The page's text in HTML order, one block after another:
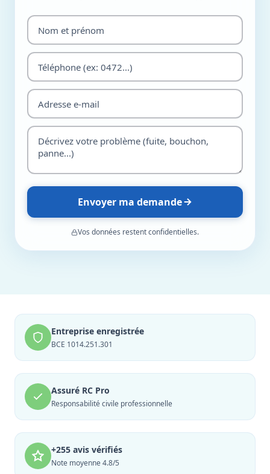
Envoyer ma demande
Vos données restent confidentielles.
Entreprise enregistrée
BCE 1014.251.301
Assuré RC Pro
Responsabilité civile professionnelle
+255 avis vérifiés
Note moyenne 4.8/5